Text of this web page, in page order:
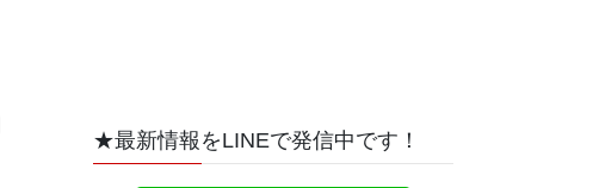
★最新情報をLINEで発信中です！